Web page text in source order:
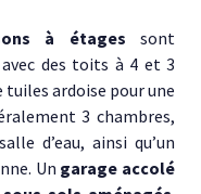
à étages sont
des toits à 4 et 3
tuiles ardoise pour une
3 chambres,
d’eau, ainsi qu’un
Un garage accolé